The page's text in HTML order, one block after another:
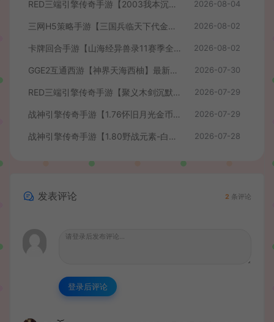
RED三端引擎传奇手游【2003我本沉默】最新整理Win系服务端+安卓苹果PC三端+详细搭建教程 2026-08-04
三网H5策略手游【三国兵临天下代金券内购七合修复版】最新整理单机一键即玩镜像端+Linux手工服务端+管理后台+GM授权后台+简易安卓客户端+详细搭建教程+视频教程 2026-08-02
卡牌回合手游【山海经异兽录11赛季全人物代金券内购版】最新整理WIN系服务端+授权GM后台+管理后台+热更修改工具+安卓+详细搭建教程 2026-08-02
GGE2互通西游【神界天海西柚】最新整理Win系服务端+安卓苹果PC三端+内置GM工具+全套源码+详细搭建教程+视频教程 2026-07-30
RED三端引擎传奇手游【聚义木剑沉默高仿嘟嘟沉默】最新整理Win系服务端+安卓苹果PC三端+详细搭建教程 2026-07-29
战神引擎传奇手游【1.76怀旧月光金币版】最新整理Win系复古服务端+安卓苹果双端+GM授权物品后台+详细搭建教程 2026-07-29
战神引擎传奇手游【1.80野战元素-白猪7.2免授权】最新整理Win系特色服务端+安卓+GM授权物品后台+详细搭建教程 2026-07-28
发表评论 2 条评论
登录后评论